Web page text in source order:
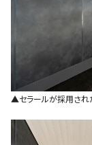
▲セラールが採用され